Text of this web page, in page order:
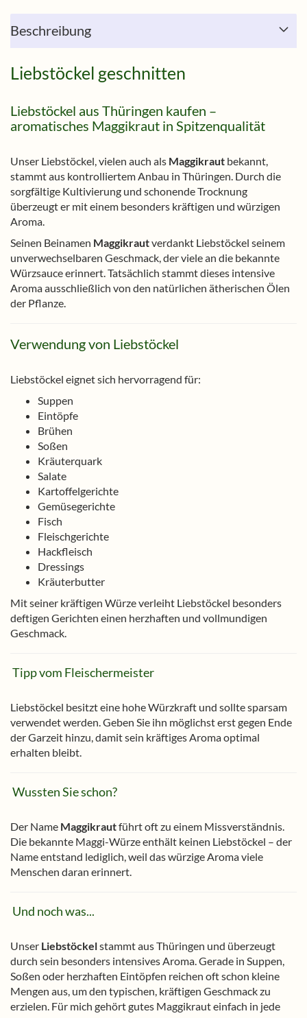
Beschreibung
Liebstöckel geschnitten
Liebstöckel aus Thüringen kaufen –
aromatisches Maggikraut in Spitzenqualität
Unser Liebstöckel, vielen auch als Maggikraut bekannt,
stammt aus kontrolliertem Anbau in Thüringen. Durch die
sorgfältige Kultivierung und schonende Trocknung
überzeugt er mit einem besonders kräftigen und würzigen
Aroma.
Seinen Beinamen Maggikrautverdankt Liebstöckel seinem
unverwechselbaren Geschmack, der viele an die bekannte
Würzsauce erinnert. Tatsächlich stammt dieses intensive
Aroma ausschließlich von den natürlichen ätherischen Ölen
der Pflanze.
Verwendung von Liebstöckel
Liebstöckel eignet sich hervorragend für:
Suppen
Eintöpfe
Brühen
Soßen
Kräuterquark
Salate
Kartoffelgerichte
Gemüsegerichte
Fisch
Fleischgerichte
Hackfleisch
Dressings
Kräuterbutter
Mit seiner kräftigen Würze verleiht Liebstöckel besonders
deftigen Gerichten einen herzhaften und vollmundigen
Geschmack.
Tipp vom Fleischermeister
Liebstöckel besitzt eine hohe Würzkraft und sollte sparsam
verwendet werden. Geben Sie ihn möglichst erst gegen Ende
der Garzeit hinzu, damit sein kräftiges Aroma optimal
erhalten bleibt.
Wussten Sie schon?
Der Name Maggikrautführt oft zu einem Missverständnis.
Die bekannte Maggi-Würze enthält keinen Liebstöckel – der
Name entstand lediglich, weil das würzige Aroma viele
Menschen daran erinnert.
Und noch was...
Unser Liebstöckelstammt aus Thüringen und überzeugt
durch sein besonders intensives Aroma. Gerade in Suppen,
Soßen oder herzhaften Eintöpfen reichen oft schon kleine
Mengen aus, um den typischen, kräftigen Geschmack zu
erzielen. Für mich gehört gutes Maggikraut einfach in jede